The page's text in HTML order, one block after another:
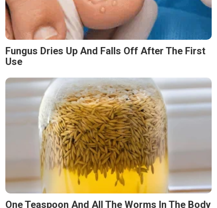
Fungus Dries Up And Falls Off After The First
Use
One Teaspoon And All The Worms In The Body